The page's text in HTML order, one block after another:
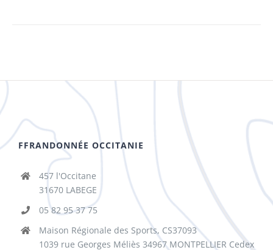
FFRANDONNÉE OCCITANIE
457 l'Occitane
31670 LABEGE
05 82 95 37 75
Maison Régionale des Sports, CS37093
1039 rue Georges Méliès 34967 MONTPELLIER Cedex